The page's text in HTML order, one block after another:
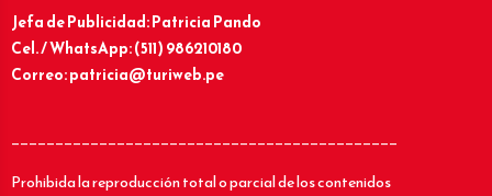
Jefa de Publicidad: Patricia Pando
Cel. / WhatsApp: (511) 986210180
Correo: patricia@turiweb.pe
____________________________________________
Prohibida la reproducción total o parcial de los contenidos